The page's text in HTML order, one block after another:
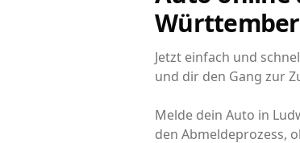
Jetzt einfach und
und dir den Gang zur
Melde dein Auto in
den Abmeldeprozess,